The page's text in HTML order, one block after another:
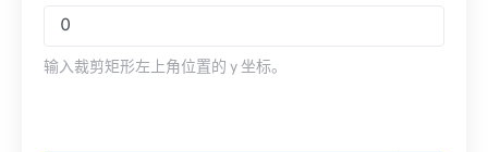
输入裁剪矩形左上角位置的 y 坐标。